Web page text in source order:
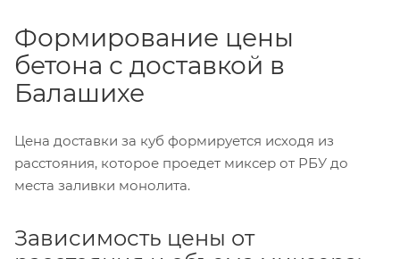
Формирование цены
бетона с доставкой в
Балашихе
Цена доставки за куб формируется исходя из
расстояния, которое проедет миксер от РБУ до
места заливки монолита.
Зависимость цены от